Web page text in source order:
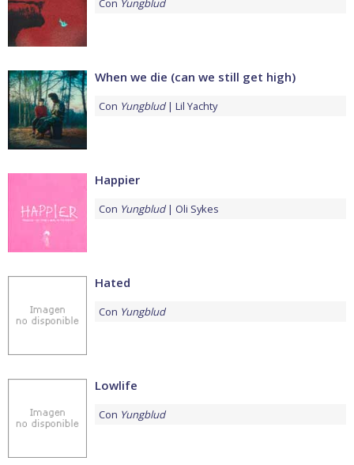
Con Yungblud
When we die (can we still get high)
Con Yungblud Lil Yachty
Happier
Con Yungblud Oli Sykes
Hated
Con Yungblud
Lowlife
Con Yungblud